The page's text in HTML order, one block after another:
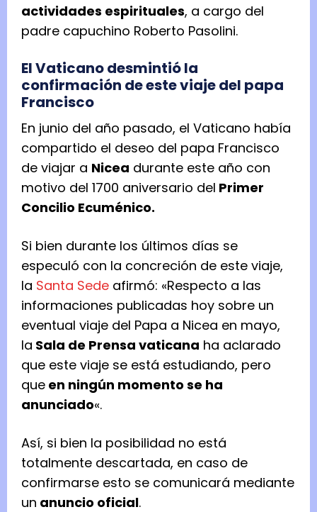
actividades espirituales, a cargo del
padre capuchino Roberto Pasolini.
El Vaticano desmintió la
confirmación de este viaje del papa
Francisco
En junio del año pasado, el Vaticano había
compartido el deseo del papa Francisco
de viajar a Nicea durante este año con
motivo del 1700 aniversario del Primer
Concilio Ecuménico.
Si bien durante los últimos días se
especuló con la concreción de este viaje,
la Santa Sede afirmó: «Respecto a las
informaciones publicadas hoy sobre un
eventual viaje del Papa a Nicea en mayo,
la Sala de Prensa vaticana ha aclarado
que este viaje se está estudiando, pero
que en ningún momento se ha
anunciado«.
Así, si bien la posibilidad no está
totalmente descartada, en caso de
confirmarse esto se comunicará mediante
un anuncio oficial.